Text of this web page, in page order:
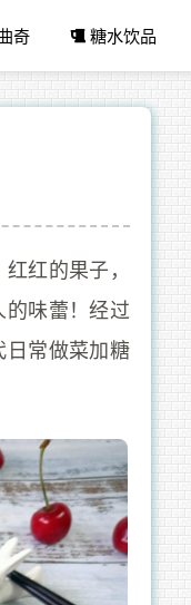
奇 糖水饮品
红的果子，
味蕾！经过
常做菜加糖